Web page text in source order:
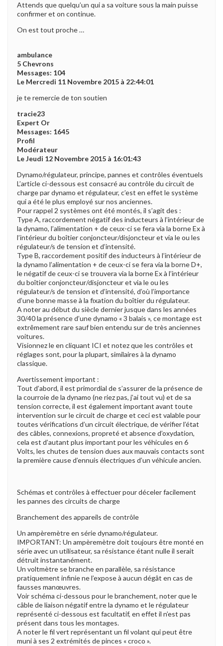
Attends que quelqu’un qui a sa voiture sous la main puisse
confirmer et on continue.
On est tout proche …
ambulance
5 Chevrons
Messages: 104
Le Mercredi 11 Novembre 2015 à 22:44:01
je te remercie de ton soutien
tracie23
Expert Or
Messages: 1645
Profil
Modérateur
Le Jeudi 12 Novembre 2015 à 16:01:43
Dynamo/régulateur, principe, pannes et contrôles éventuels
L’article ci-dessous est consacré au contrôle du circuit de
charge par dynamo et régulateur, c’est en effet le système
qui a été le plus employé sur nos anciennes.
Pour rappel 2 systèmes ont été montés, il s’agit des :
Type A, raccordement négatif des inducteurs à l’intérieur de
la dynamo, l’alimentation + de ceux-ci se fera via la borne Ex à
l’intérieur du boîtier conjoncteur/disjoncteur et via le ou les
régulateur/s de tension et d’intensité.
Type B, raccordement positif des inducteurs à l’intérieur de
la dynamo l’alimentation + de ceux-ci se fera via la borne D+,
le négatif de ceux-ci se trouvera via la borne Ex à l’intérieur
du boîtier conjoncteur/disjoncteur et via le ou les
régulateur/s de tension et d’intensité, d’où l’importance
d’une bonne masse à la fixation du boîtier du régulateur.
A noter au début du siècle dernier jusque dans les années
30/40 la présence d’une dynamo « 3 balais », ce montage est
extrêmement rare sauf bien entendu sur de très anciennes
voitures.
Visionnez le en cliquant ICI et notez que les contrôles et
réglages sont, pour la plupart, similaires à la dynamo
classique.
Avertissement important :
Tout d’abord, il est primordial de s’assurer de la présence de
la courroie de la dynamo (ne riez pas, j’ai tout vu) et de sa
tension correcte, il est également important avant toute
intervention sur le circuit de charge et ceci est valable pour
toutes vérifications d’un circuit électrique, de vérifier l’état
des câbles, connexions, propreté et absence d’oxydation,
cela est d’autant plus important pour les véhicules en 6
Volts, les chutes de tension dues aux mauvais contacts sont
la première cause d’ennuis électriques d’un véhicule ancien.
Schémas et contrôles à effectuer pour déceler facilement
les pannes des circuits de charge
Branchement des appareils de contrôle
Un ampèremètre en série dynamo/régulateur.
IMPORTANT: Un ampèremètre doit toujours être monté en
série avec un utilisateur, sa résistance étant nulle il serait
détruit instantanément.
Un voltmètre se branche en parallèle, sa résistance
pratiquement infinie ne l’expose à aucun dégât en cas de
fausses manœuvres.
Voir schéma ci-dessous pour le branchement, noter que le
câble de liaison négatif entre la dynamo et le régulateur
représenté ci-dessous est facultatif, en effet il n’est pas
présent dans tous les montages.
A noter le fil vert représentant un fil volant qui peut être
muni à ses 2 extrémités de pinces « croco ».